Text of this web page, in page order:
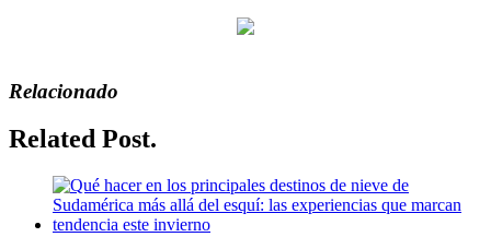
Relacionado
Related Post.